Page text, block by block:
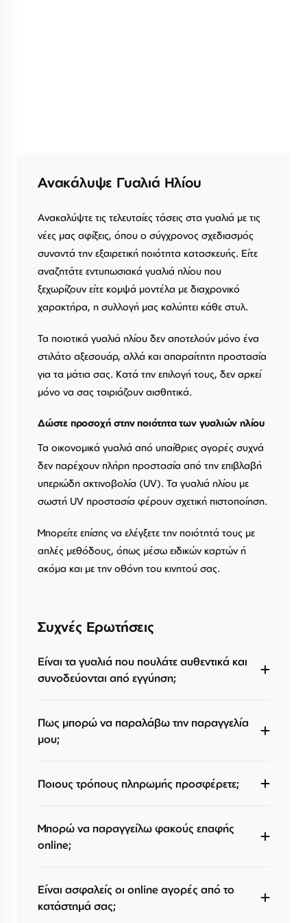
Ανακάλυψε Γυαλιά Ηλίου
Ανακαλύψτε τις τελευταίες τάσεις στα γυαλιά με τις
νέες μας αφίξεις, όπου ο σύγχρονος σχεδιασμός
συναντά την εξαιρετική ποιότητα κατασκευής. Είτε
αναζητάτε εντυπωσιακά γυαλιά ηλίου που
ξεχωρίζουν είτε κομψά μοντέλα με διαχρονικό
χαρακτήρα, η συλλογή μας καλύπτει κάθε στυλ.
Τα ποιοτικά γυαλιά ηλίου δεν αποτελούν μόνο ένα
στιλάτο αξεσουάρ, αλλά και απαραίτητη προστασία
για τα μάτια σας. Κατά την επιλογή τους, δεν αρκεί
μόνο να σας ταιριάζουν αισθητικά.
Δώστε προσοχή στην ποιότητα των γυαλιών ηλίου
Τα οικονομικά γυαλιά από υπαίθριες αγορές συχνά
δεν παρέχουν πλήρη προστασία από την επιβλαβή
υπεριώδη ακτινοβολία (UV). Τα γυαλιά ηλίου με
σωστή UV προστασία φέρουν σχετική πιστοποίηση.
Μπορείτε επίσης να ελέγξετε την ποιότητά τους με
απλές μεθόδους, όπως μέσω ειδικών καρτών ή
ακόμα και με την οθόνη του κινητού σας.
Συχνές Ερωτήσεις
Είναι τα γυαλιά που πουλάτε αυθεντικά και
συνοδεύονται από εγγύηση;
Πως μπορώ να παραλάβω την παραγγελία
μου;
Ποιους τρόπους πληρωμής προσφέρετε;
Μπορώ να παραγγείλω φακούς επαφής
online;
Είναι ασφαλείς οι online αγορές από το
κατάστημά σας;